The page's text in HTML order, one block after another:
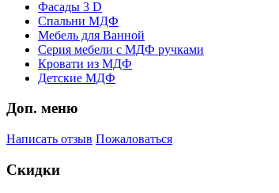
Фасады 3 D
Спальни МДФ
Мебель для Ванной
Серия мебели с МДФ ручками
Кровати из МДФ
Детские МДФ
Доп. меню
Написать отзыв Пожаловаться
Скидки